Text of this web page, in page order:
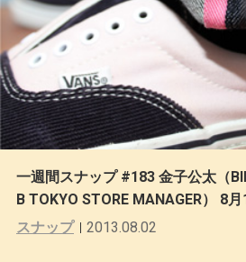
一週間スナップ #183 金子公太（
B TOKYO STORE MANAGER） 8
スナップ
2013.08.02